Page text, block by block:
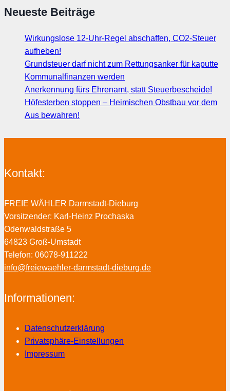
Neueste Beiträge
Wirkungslose 12-Uhr-Regel abschaffen, CO2-Steuer
aufheben!
Grundsteuer darf nicht zum Rettungsanker für kaputte
Kommunalfinanzen werden
Anerkennung fürs Ehrenamt, statt Steuerbescheide!
Höfesterben stoppen – Heimischen Obstbau vor dem
Aus bewahren!
Kontakt:
FREIE WÄHLER Darmstadt-Dieburg
Vorsitzender: Karl-Heinz Prochaska
Odenwaldstraße 5
64823 Groß-Umstadt
Telefon: 06078-911222
info@freiewaehler-darmstadt-dieburg.de
Informationen:
Datenschutzerklärung
Privatsphäre-Einstellungen
Impressum